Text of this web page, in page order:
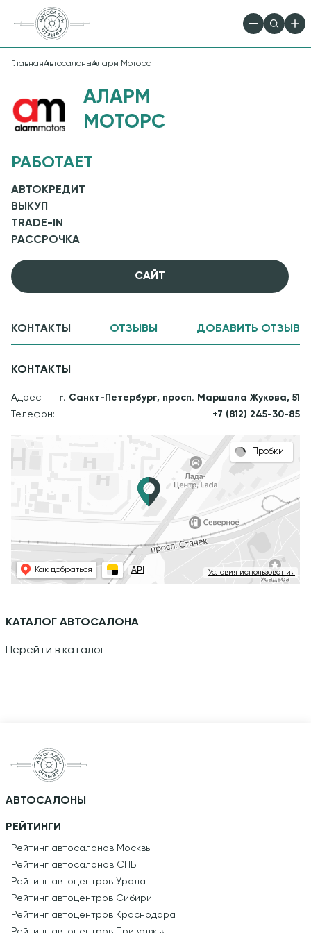
ГлавнаяАвтосалоныАларм Моторс
АЛАРМ
МОТОРС
РАБОТАЕТ
АВТОКРЕДИТ
ВЫКУП
TRADE-IN
РАССРОЧКА
CАЙТ
КОНТАКТЫ ОТЗЫВЫ ДОБАВИТЬ ОТЗЫВ
КОНТАКТЫ
Адрес:
г. Санкт-Петербург, просп. Маршала Жукова, 51
Телефон:
+7 (812) 245-30-85
Условия использования
Как добраться API
Пробки
КАТАЛОГ АВТОСАЛОНА
Перейти в каталог
АВТОСАЛОНЫ
РЕЙТИНГИ
Рейтинг автосалонов Москвы
Рейтинг автосалонов СПБ
Рейтинг автоцентров Урала
Рейтинг автоцентров Сибири
Рейтинг автоцентров Краснодара